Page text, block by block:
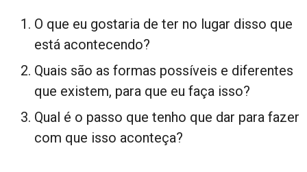
O que eu gostaria de ter no lugar disso que
está acontecendo?
Quais são as formas possíveis e diferentes
que existem, para que eu faça isso?
Qual é o passo que tenho que dar para fazer
com que isso aconteça?